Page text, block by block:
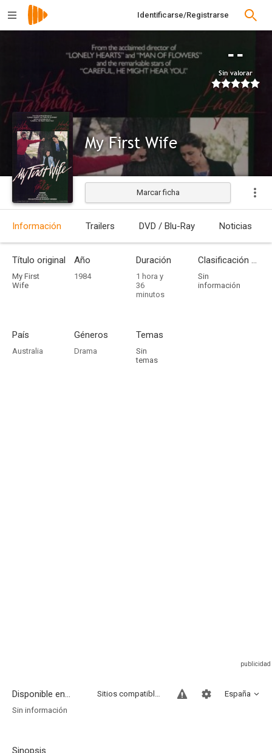
Identificarse/Registrarse
--
Sin valorar
My First Wife
Estrenada
Marcar ficha
Información Trailers DVD / Blu-Ray Noticias
Título original
My First
Wife
Año
1984
Duración
1 hora y
36
minutos
Clasificación por edades
Sin
información
País
Australia
Géneros
Drama
Temas
Sin
temas
Disponible en... España
Sitios compatibles
Sin información
Sinopsis